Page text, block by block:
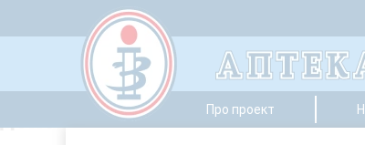
Про проект